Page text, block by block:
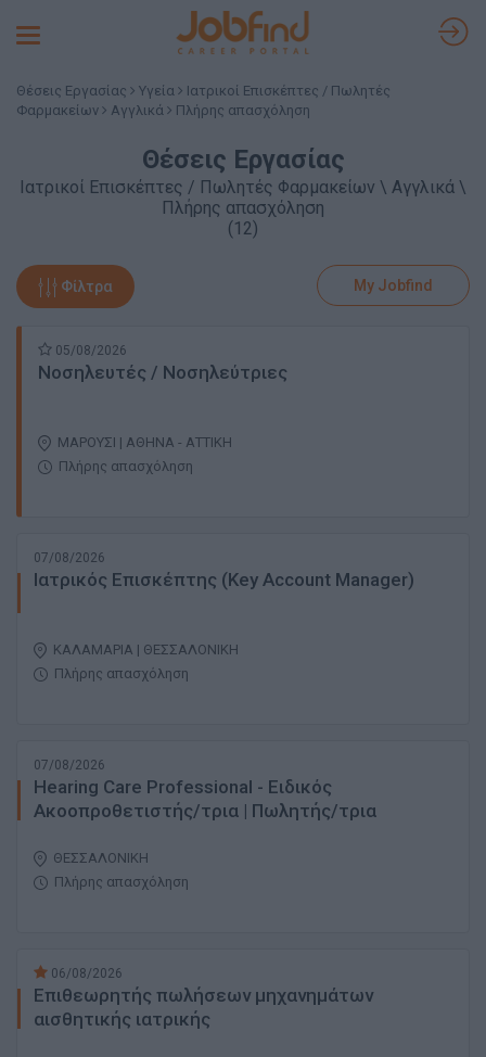
Toggle
Θέσεις Εργασίας Υγεία
Ιατρικοί Επισκέπτες / Πωλητές
Φαρμακείων
Αγγλικά Πλήρης απασχόληση
Θέσεις Εργασίας
Ιατρικοί Επισκέπτες / Πωλητές Φαρμακείων \ Αγγλικά \
Πλήρης απασχόληση
(12)
Φίλτρα My Jobfind
05/08/2026
Νοσηλευτές / Νοσηλεύτριες
ΜΑΡΟΥΣΙ | ΑΘΗΝΑ - ΑΤΤΙΚΗ
Πλήρης απασχόληση
07/08/2026
Ιατρικός Επισκέπτης (Key Account Manager)
ΚΑΛΑΜΑΡΙΑ | ΘΕΣΣΑΛΟΝΙΚΗ
Πλήρης απασχόληση
07/08/2026
Hearing Care Professional - Ειδικός
Ακοοπροθετιστής/τρια | Πωλητής/τρια
ΘΕΣΣΑΛΟΝΙΚΗ
Πλήρης απασχόληση
06/08/2026
Επιθεωρητής πωλήσεων μηχανημάτων
αισθητικής ιατρικής